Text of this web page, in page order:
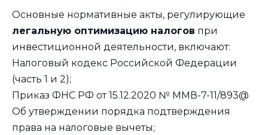
Основные нормативные акты, регулирующие
легальную оптимизацию налогов при
инвестиционной деятельности, включают:
Налоговый кодекс Российской Федерации
(часть 1 и 2);
Приказ ФНС РФ от 15.12.2020 № ММВ-7-11/893@
Об утверждении порядка подтверждения
права на налоговые вычеты;